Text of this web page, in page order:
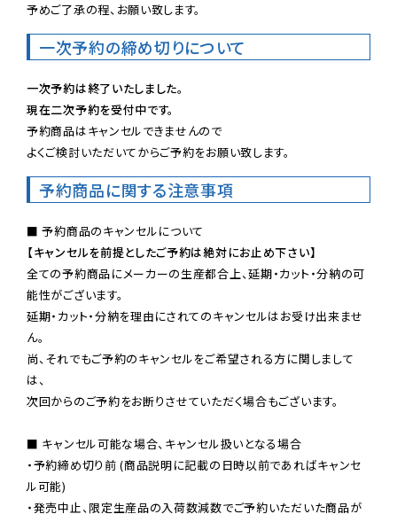
予めご了承の程、お願い致します。
一次予約の締め切りについて
一次予約は終了いたしました。
現在二次予約を受付中です。
予約商品はキャンセルできませんので
よくご検討いただいてからご予約をお願い致します。
予約商品に関する注意事項
【キャンセルを前提としたご予約は絶対にお止め下さい】
全ての予約商品にメーカーの生産都合上、延期・カット・分納の可
能性がございます。
延期・カット・分納を理由にされてのキャンセルはお受け出来ませ
ん。
尚、それでもご予約のキャンセルをご希望される方に関しまして
は、
次回からのご予約をお断りさせていただく場合もございます。
■ キャンセル可能な場合、キャンセル扱いとなる場合
・予約締め切り前 (商品説明に記載の日時以前であればキャンセ
ル可能)
・発売中止、限定生産品の入荷数減数でご予約いただいた商品が